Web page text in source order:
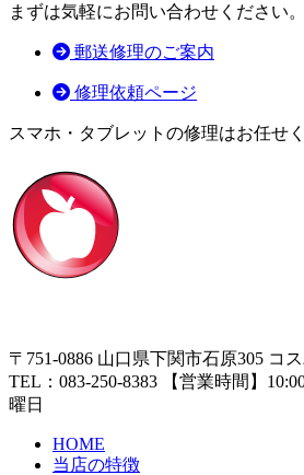
まずは気軽にお問い合わせください。
郵送修理のご案内
修理依頼ページ
スマホ・タブレットの修理はお任せ
〒751-0886 山口県下関市石原305 コ
TEL： 083-250-8383 【営業時間】
曜日
HOME
当店の特徴